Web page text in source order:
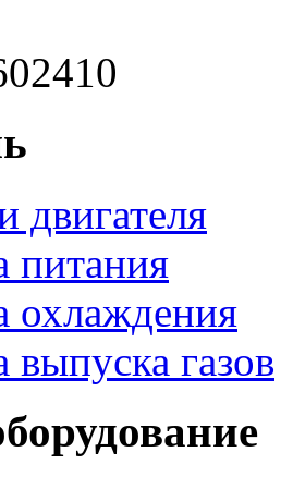
двигателя
питания
охлаждения
выпуска газов